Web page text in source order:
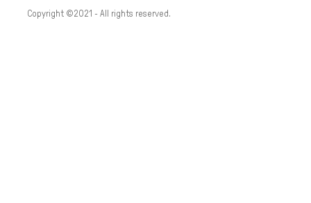
Copyright ©2021 - All rights reserved.